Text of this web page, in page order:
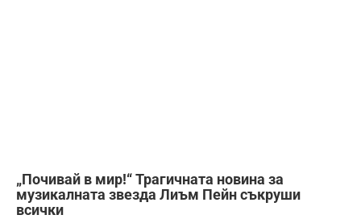
„Почивай в мир!“ Трагичната новина за
музикалната звезда Лиъм Пейн съкруши
всички